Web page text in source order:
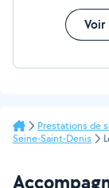
Prestations de
Seine-Saint-Denis